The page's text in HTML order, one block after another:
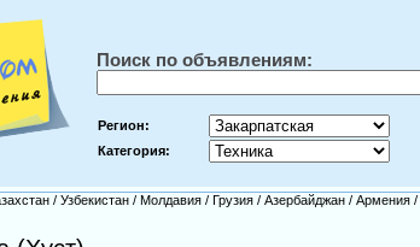
Поиск по объявлениям:
Регион:
Категория:
/ Узбекистан / Молдавия / Грузия / Азербайджан / Армения /